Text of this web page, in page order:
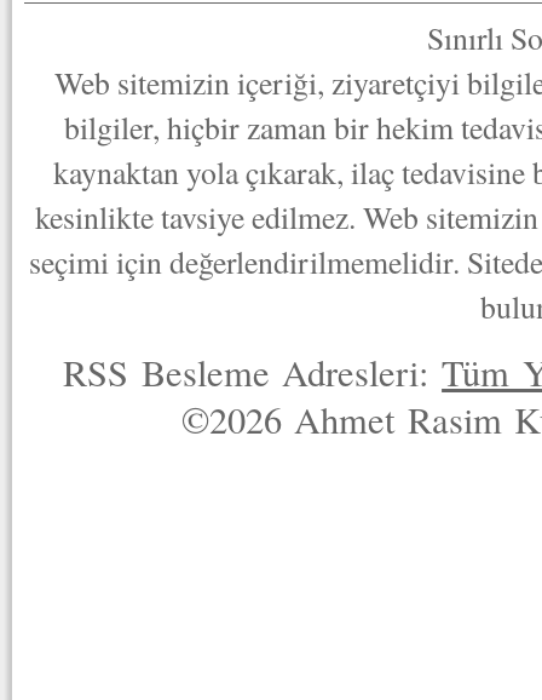
Sınırlı
Web sitemizin içeriği, ziyaretçiyi
bilgiler, hiçbir zaman bir hekim
kaynaktan yola çıkarak, ilaç
kesinlikte tavsiye edilmez. Web
seçimi için değerlendirilmemelidir.
RSS Besleme Adresleri:Tüm
©2026 Ahmet Rasim